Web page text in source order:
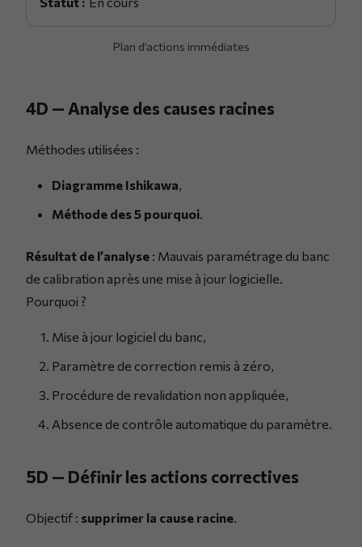
Plan d’actions immédiates
4D — Analyse des causes racines
Méthodes utilisées :
Diagramme Ishikawa,
Méthode des 5 pourquoi
Résultat de l’analyse : Mauvais paramétrage du banc
de calibration après une mise à jour logicielle.
Pourquoi ?
Mise à jour logiciel du banc,
Paramètre de correction remis à zéro,
Procédure de revalidation non appliquée,
Absence de contrôle automatique du paramètre.
5D — Définir les actions correctives
Objectif : supprimer la cause racine.